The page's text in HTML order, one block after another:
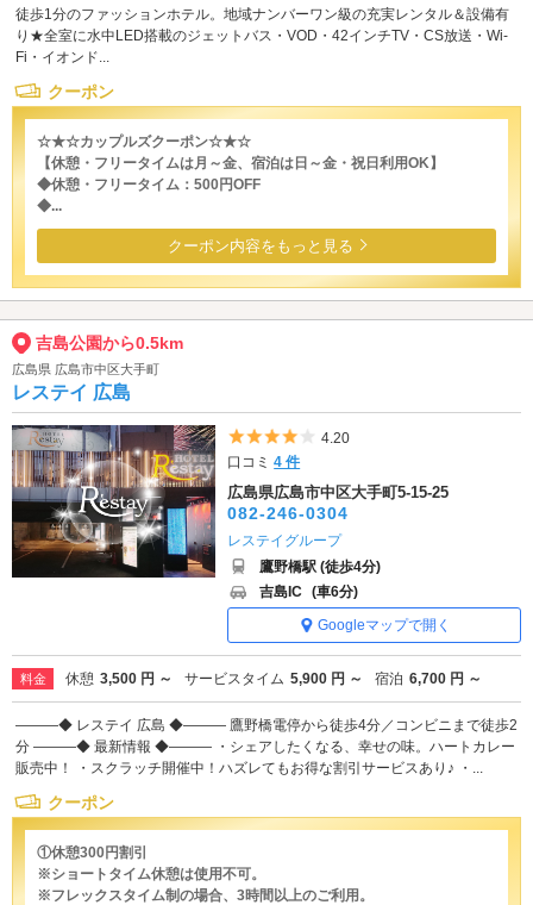
徒歩1分のファッションホテル。地域ナンバーワン級の充実レンタル＆設備有
り★全室に水中LED搭載のジェットバス・VOD・42インチTV・CS放送・Wi-
Fi・イオンド...
クーポン
☆★☆カップルズクーポン☆★☆
【休憩・フリータイムは月～金、宿泊は日～金・祝日利用OK】
◆休憩・フリータイム：500円OFF
◆...
クーポン内容をもっと見る
吉島公園から0.5km
広島県 広島市中区大手町
レステイ 広島
5つ星のうち4
4.20
口コミ4 件
広島県広島市中区大手町5-15-25
082-246-0304
レステイグループ
鷹野橋駅 (徒歩4分)
吉島IC (車6分)
Googleマップで開く
料金 休憩 3,500 円 ～ サービスタイム 5,900 円 ～ 宿泊 6,700 円 ～
―――◆ レステイ 広島 ◆――― 鷹野橋電停から徒歩4分／コンビニまで徒歩2
分 ―――◆ 最新情報 ◆――― ・シェアしたくなる、幸せの味。ハートカレー
販売中！ ・スクラッチ開催中！ハズレてもお得な割引サービスあり♪ ・...
クーポン
①休憩300円割引
※ショートタイム休憩は使用不可。
※フレックスタイム制の場合、3時間以上のご利用。